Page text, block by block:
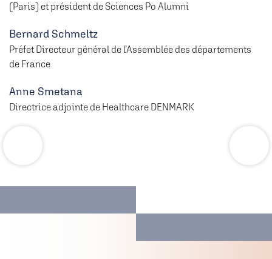
(Paris) et président de Sciences Po Alumni
Bernard Schmeltz
Préfet Directeur général de l’Assemblée des départements
de France
Anne Smetana
Directrice adjointe de Healthcare DENMARK